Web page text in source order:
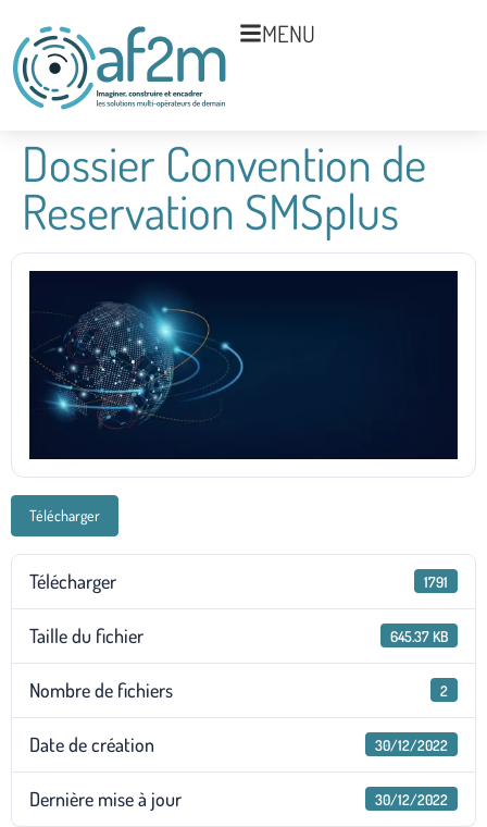
MENU
Dossier Convention de
Reservation SMSplus
Télécharger
Télécharger 1791
Taille du fichier 645.37 KB
Nombre de fichiers 2
Date de création 30/12/2022
Dernière mise à jour 30/12/2022